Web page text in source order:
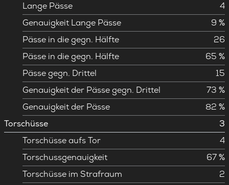
Lange Pässe
4
Genauigkeit Lange Pässe
9 %
Pässe in die gegn. Hälfte
26
Pässe in die gegn. Hälfte
65 %
Pässe gegn. Drittel
15
Genauigkeit der Pässe gegn. Drittel
73 %
Genauigkeit der Pässe
82 %
Torschüsse
3
Torschüsse aufs Tor
4
Torschussgenauigkeit
67 %
Torschüsse im Strafraum
2